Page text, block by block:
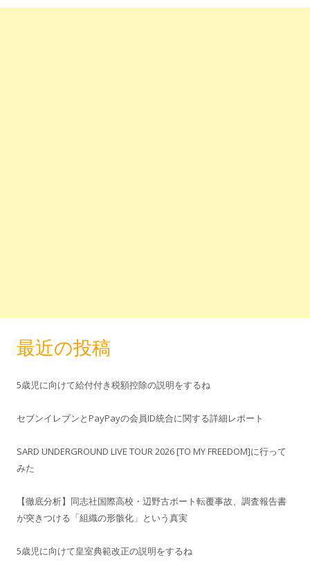
最近の投稿
5歳児に向けて給付付き税額控除の説明をするね
セブンイレブンとPayPayの会員ID統合に関する詳細レポート
SARD UNDERGROUND LIVE TOUR 2026 [TO MY FREEDOM]に行って
みた
【徹底分析】同志社国際高校・辺野古ボート転覆事故、調査報告書
が突きつける「組織の形骸化」という真実
5歳児に向けて皇室典範改正の説明をするね